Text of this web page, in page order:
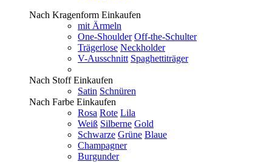
Nach Kragenform Einkaufen
mit Ärmeln
One-Shoulder Off-the-Schulter
Trägerlose Neckholder
V-Ausschnitt Spaghettiträger
Nach Stoff Einkaufen
Satin Schnüren
Nach Farbe Einkaufen
Rosa Rote Lila
Weiß Silberne Gold
Schwarze Grüne Blaue
Champagner
Burgunder